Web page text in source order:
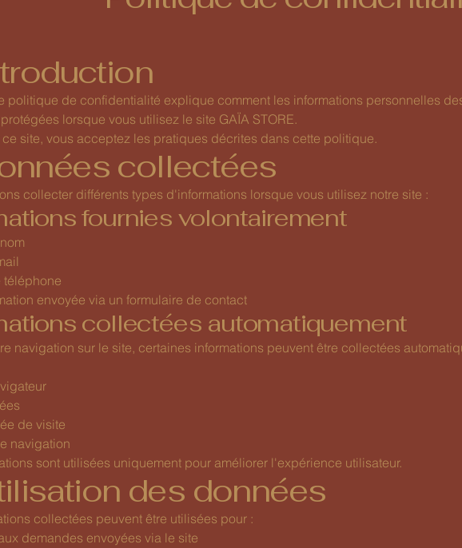
politique de confidentialité explique comment les informations personnelles
lorsque vous utilisez le site GAÏA STORE.
ce site, vous acceptez les pratiques décrites dans cette politique.
collectées
collecter différents types d'informations lorsque vous utilisez notre site :
fournies volontairement
téléphone
envoyée via un formulaire de contact
collectées automatiquement
navigation sur le site, certaines informations peuvent être collectées
de visite
navigation
sont utilisées uniquement pour améliorer l'expérience utilisateur.
des données
collectées peuvent être utilisées pour :
demandes envoyées via le site